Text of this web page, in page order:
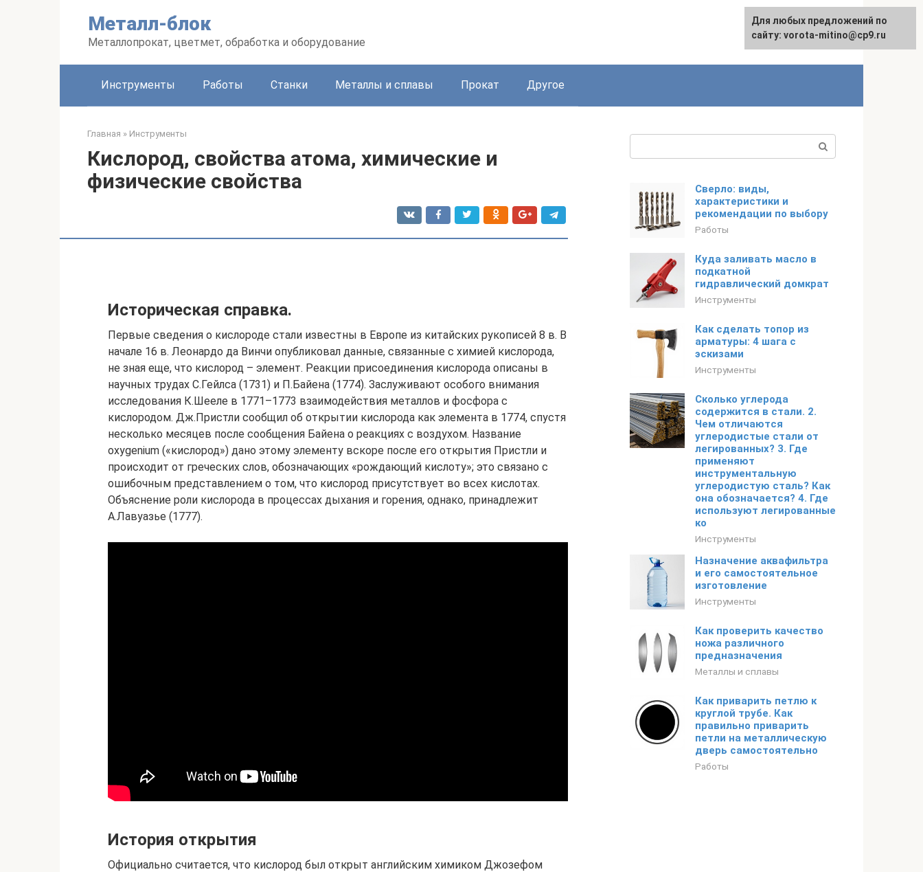
Металл-блок
Металлопрокат, цветмет, обработка и оборудование
Инструменты Работы Станки Металлы и сплавы Прокат Другое
Главная » Инструменты
Кислород, свойства атома, химические и
физические свойства
Историческая справка.
Первые сведения о кислороде стали известны в Европе из китайских рукописей 8 в. В
начале 16 в. Леонардо да Винчи опубликовал данные, связанные с химией кислорода,
не зная еще, что кислород – элемент. Реакции присоединения кислорода описаны в
научных трудах С.Гейлса (1731) и П.Байена (1774). Заслуживают особого внимания
исследования К.Шееле в 1771–1773 взаимодействия металлов и фосфора с
кислородом. Дж.Пристли сообщил об открытии кислорода как элемента в 1774, спустя
несколько месяцев после сообщения Байена о реакциях с воздухом. Название
oxygenium («кислород») дано этому элементу вскоре после его открытия Пристли и
происходит от греческих слов, обозначающих «рождающий кислоту»; это связано с
ошибочным представлением о том, что кислород присутствует во всех кислотах.
Объяснение роли кислорода в процессах дыхания и горения, однако, принадлежит
А.Лавуазье (1777).
История открытия
Официально считается, что кислород был открыт английским химиком Джозефом
Сверло: виды,
характеристики и
рекомендации по выбору
Работы
Куда заливать масло в
подкатной
гидравлический домкрат
Инструменты
Как сделать топор из
арматуры: 4 шага с
эскизами
Инструменты
Сколько углерода
содержится в стали. 2.
Чем отличаются
углеродистые стали от
легированных? 3. Где
применяют
инструментальную
углеродистую сталь? Как
она обозначается? 4. Где
используют легированные
ко
Инструменты
Назначение аквафильтра
и его самостоятельное
изготовление
Инструменты
Как проверить качество
ножа различного
предназначения
Металлы и сплавы
Как приварить петлю к
круглой трубе. Как
правильно приварить
петли на металлическую
дверь самостоятельно
Работы
Для любых предложений по
сайту: vorota-mitino@cp9.ru